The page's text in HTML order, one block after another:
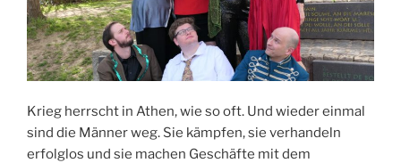
Krieg herrscht in Athen, wie so oft. Und wieder einmal
sind die Männer weg. Sie kämpfen, sie verhandeln
erfolglos und sie machen Geschäfte mit dem